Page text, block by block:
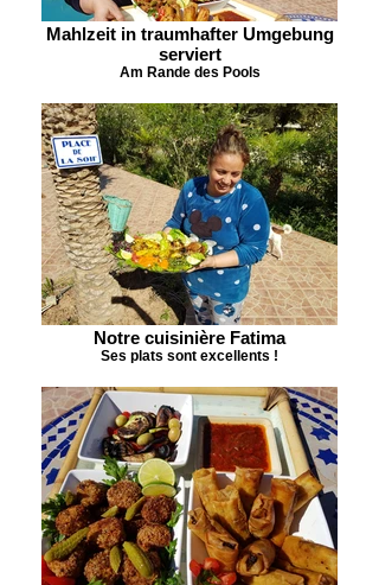
Mahlzeit in traumhafter Umgebung
serviert
Am Rande des Pools
Notre cuisinière Fatima
Ses plats sont excellents !